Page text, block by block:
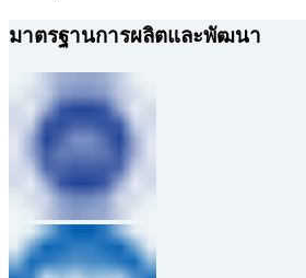
มาตรฐานการผลิตและพัฒนา